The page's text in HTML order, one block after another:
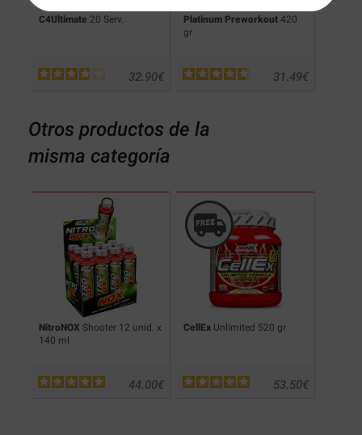
C4Ultimate 20 Serv.
€
32.90
Platinum Preworkout 420
gr
€
31.49
Otros productos de la
misma categoría
NitroNOX Shooter 12 unid. x
140 ml
€
44.00
CellEx Unlimited 520 gr
€
53.50